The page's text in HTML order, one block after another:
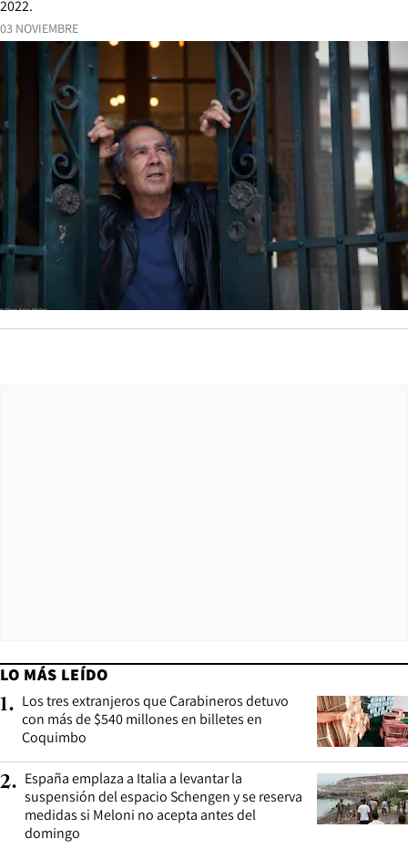
03 NOVIEMBRE
2022.
LO MÁS LEÍDO
1. Los tres extranjeros que Carabineros detuvo
con más de $540 millones en billetes en
Coquimbo
2. España emplaza a Italia a levantar la
suspensión del espacio Schengen y se reserva
medidas si Meloni no acepta antes del
domingo